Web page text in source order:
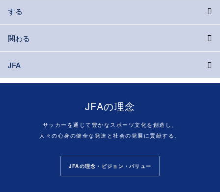
する
関わる
JFA
JFAの理念
サッカーを通じて豊かなスポーツ文化を創造し、
人々の心身の健全な発達と社会の発展に貢献する。
JFAの理念・ビジョン・バリュー